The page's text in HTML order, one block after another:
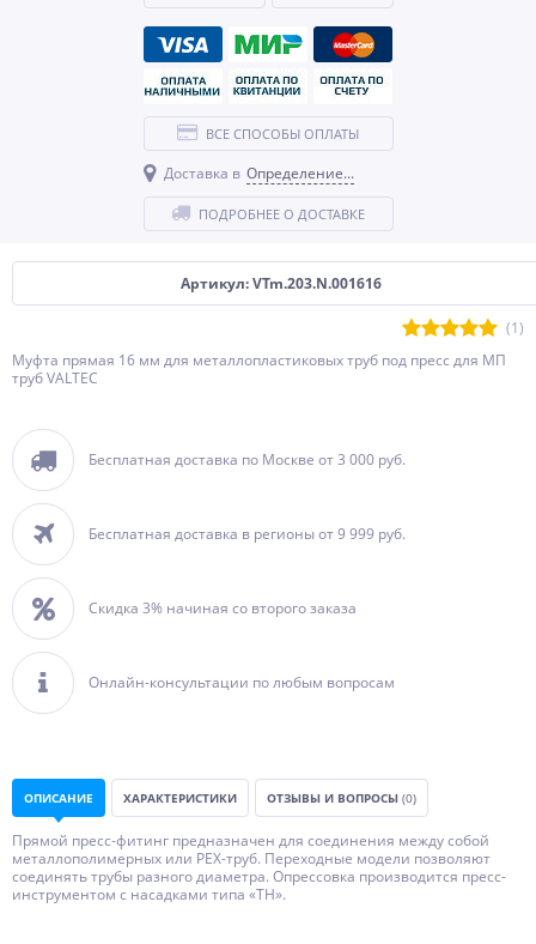
Артикул: VTm.203.N.001616
(1)
Муфта прямая 16 мм для металлопластиковых труб под пресс для МП
труб VALTEC
Бесплатная доставка по Москве от 3 000 руб.
Бесплатная доставка в регионы от 9 999 руб.
Скидка 3% начиная со второго заказа
Онлайн-консультации по любым вопросам
ВСЕ СПОСОБЫ ОПЛАТЫ
Доставка в Определение...
ПОДРОБНЕЕ О ДОСТАВКЕ
ОПИСАНИЕ ХАРАКТЕРИСТИКИ ОТЗЫВЫ И ВОПРОСЫ (0)
Прямой пресс-фитинг предназначен для соединения между собой
металлополимерных или РЕХ-труб. Переходные модели позволяют
соединять трубы разного диаметра. Опрессовка производится пресс-
инструментом с насадками типа «ТН».